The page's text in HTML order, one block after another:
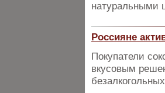
натуральными
Россияне
Покупатели
вкусовым